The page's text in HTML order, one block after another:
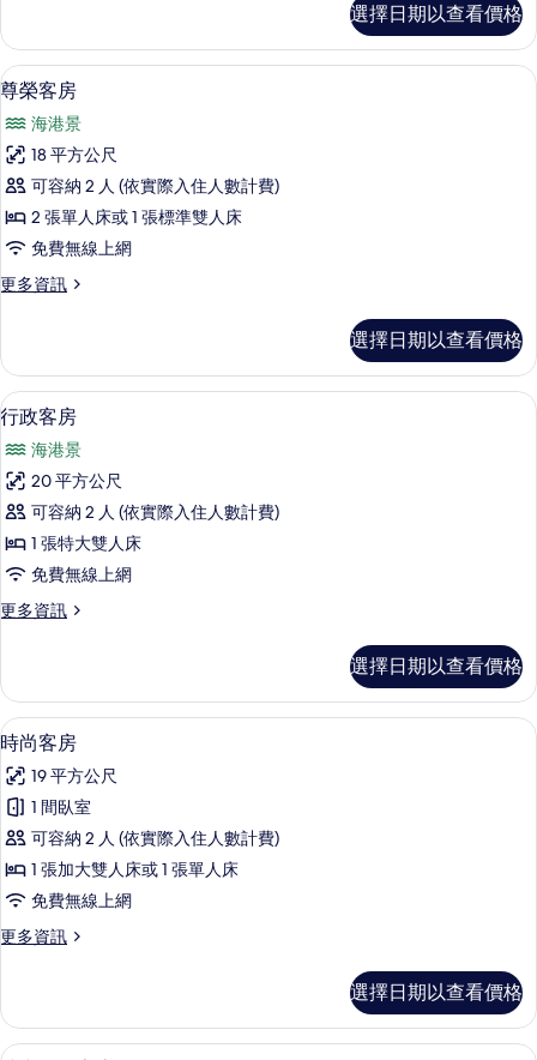
有
相
片
客
房
的
詳
情
選擇日期以查看價格
顯
示
尊
榮
客
房
的
所
相
片
尊榮客房 | 迷你吧、客房內保險箱、
6
尊榮客房
海港景
18 平方公尺
可容納 2 人 (依實際入住人數計費)
2 張單人床或 1 張標準雙人床
免費無線上網
更多資訊
更
客
房
的
詳
情
選擇日期以查看價格
顯
示
行
政
客
房
的
所
相
片
行政客房 | 迷你吧、客房內保險箱、
3
行政客房
海港景
20 平方公尺
可容納 2 人 (依實際入住人數計費)
1 張特大雙人床
免費無線上網
更多資訊
更
客
房
的
情
選擇日期以查看價格
顯
示
時
尚
客
房
的
所
相
片
時尚客房 | 迷你吧、客房內保險箱、
6
時尚客房
19 平方公尺
1 間臥室
可容納 2 人 (依實際入住人數計費)
1 張加大雙人床或 1 張單人床
免費無線上網
更多資訊
更
客
房
選擇日期以查看價格
迷你吧、客房內保險箱、書桌、遮光